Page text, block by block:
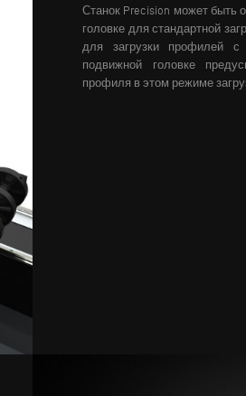
Станок Precision может быть
головке для стандартной
для загрузки профилей
подвижной головке
профиля в этом режиме